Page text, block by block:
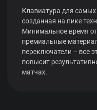
Клавиатура для
созданная на пике
Минимальное время
премиальные
переключатели – все
повысит
матчах.